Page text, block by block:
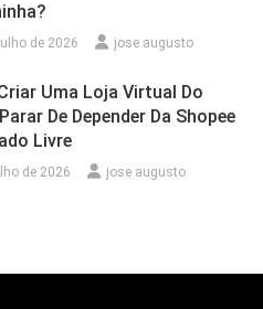
de 2026 jose augusto
Uma Loja Virtual Do
De Depender Da Shopee
Livre
de 2026 jose augusto